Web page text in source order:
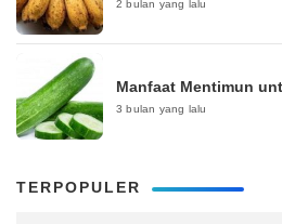
2 bulan yang lalu
Manfaat Mentimun
3 bulan yang lalu
TERPOPULER